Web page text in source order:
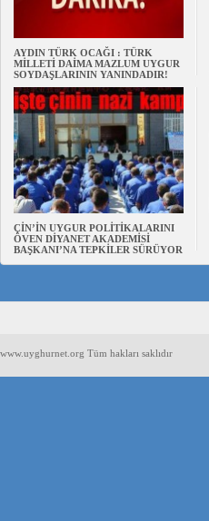
AYDIN TÜRK OCAĞI : TÜRK
MİLLETİ DAİMA MAZLUM UYGUR
SOYDAŞLARININ YANINDADIR!
ÇİN’İN UYGUR POLİTİKALARINI
ÖVEN DİYANET AKADEMİSİ
BAŞKANI’NA TEPKİLER SÜRÜYOR
www.uyghurnet.org Tüm hakları saklıdır